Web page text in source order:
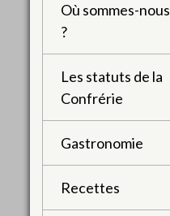
Où sommes-nous
?
Les statuts de la
Confrérie
Gastronomie
Recettes